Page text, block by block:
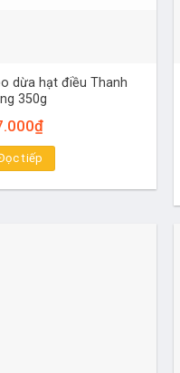
dừa hạt điều Thanh
350g
₫
tiếp